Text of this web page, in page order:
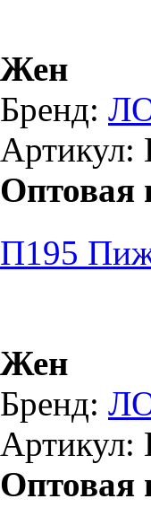
Жен
Бренд:
Артикул:
Оптовая
П195
Жен
Бренд:
Артикул:
Оптовая